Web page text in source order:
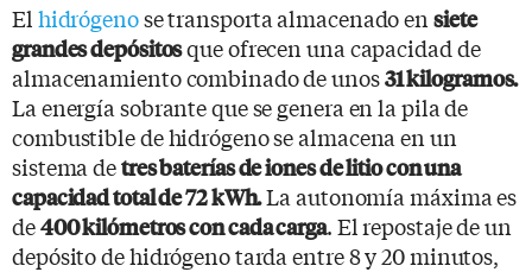
El hidrógenose transporta almacenado en siete
grandes depósitosque ofrecen una capacidad de
almacenamiento combinado de unos31 kilogramos.
La energía sobrante que se genera en la pila de
combustible de hidrógeno se almacena en un
sistema detres baterías de iones de litio con una
capacidad total de 72 kWh.La autonomía máxima es
de400 kilómetros con cada carga. El repostaje de un
depósito de hidrógeno tarda entre 8 y 20 minutos,